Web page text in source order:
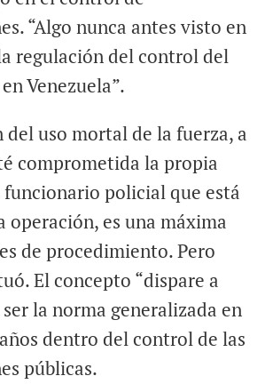
“Algo nunca antes visto en
regulación del control del
Venezuela”.
uso mortal de la fuerza, a
comprometida la propia
policial que está
operación, es una máxima
de procedimiento. Pero
El concepto “dispare a
la norma generalizada en
dentro del control de las
públicas.